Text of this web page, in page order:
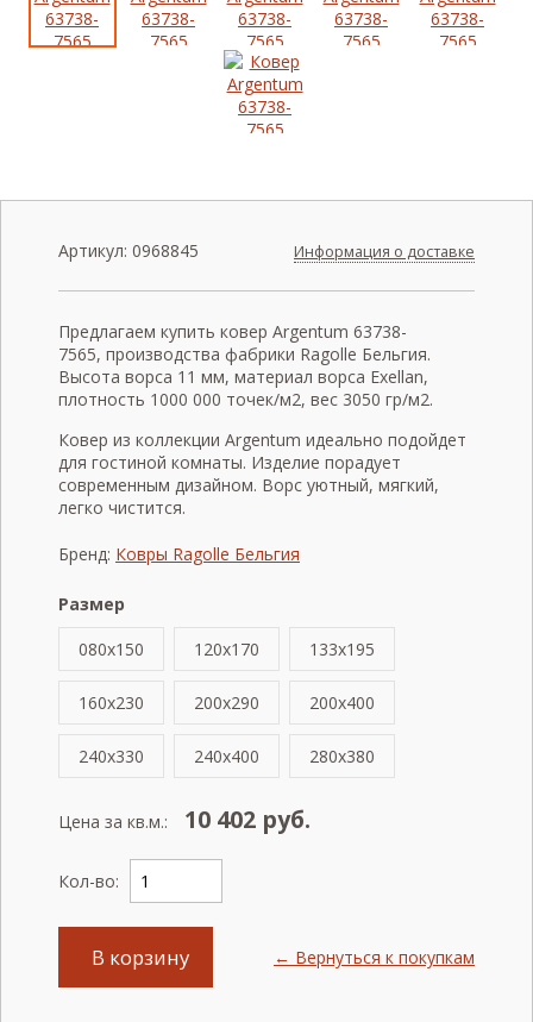
Артикул: 0968845 Информация о доставке
Предлагаем купить ковер Argentum 63738-
7565, производства фабрики Ragolle Бельгия.
Высота ворса 11 мм, материал ворса Exellan,
плотность 1000 000 точек/м2, вес 3050 гр/м2.
Ковер из коллекции Argentum идеально подойдет
для гостиной комнаты. Изделие порадует
современным дизайном. Ворс уютный, мягкий,
легко чистится.
Бренд: Ковры Ragolle Бельгия
Размер
080x150
120x170 133x195
160x230 200x290 200x400
240x330 240x400 280x380
Цена за кв.м.: 10 402 руб.
Кол-во:
В корзину ← Вернуться к покупкам